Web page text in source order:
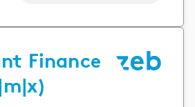
Finance